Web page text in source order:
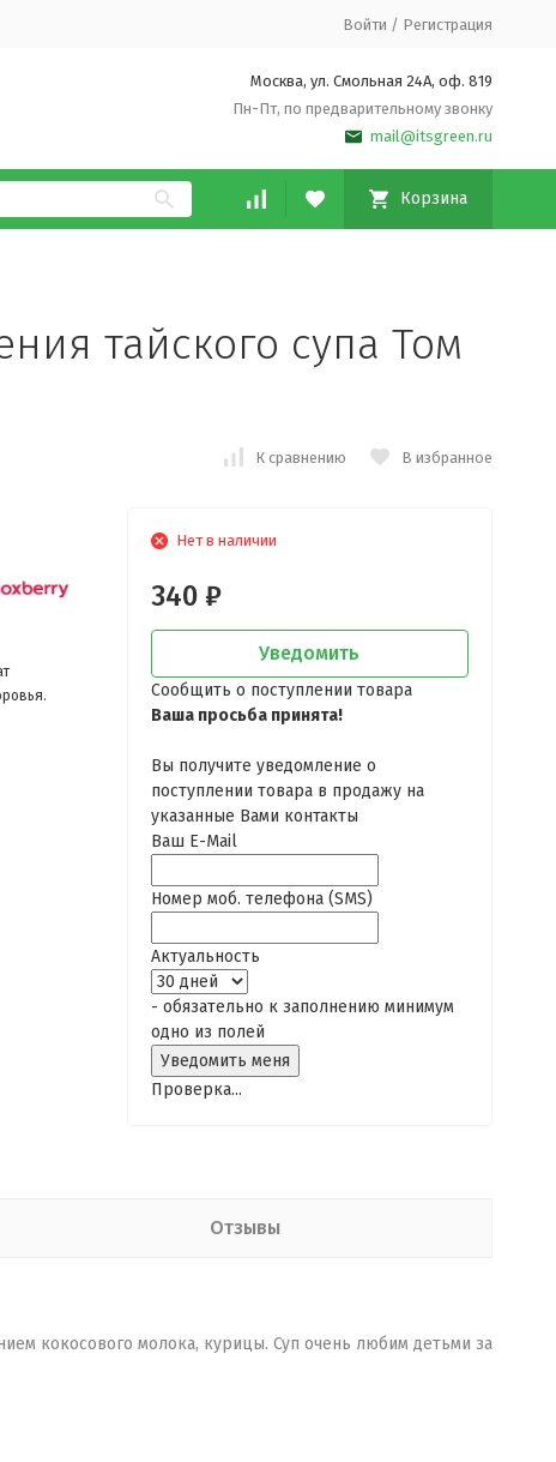
Войти / Регистрация
Москва, ул. Смольная 24А, оф. 819
Пн-Пт, по предварительному звонку
mail@itsgreen.ru
Корзина
тайского супа Том
К сравнению В избранное
Нет в наличии
340 ₽
Уведомить
Сообщить о поступлении товара
Ваша просьба принята!
Вы получите уведомление о
поступлении товара в продажу на
указанные Вами контакты
Ваш E-Mail
Номер моб. телефона (SMS)
Актуальность
- обязательно к заполнению минимум
одно из полей
Проверка...
Отзывы
кокосового молока, курицы. Суп очень любим детьми за